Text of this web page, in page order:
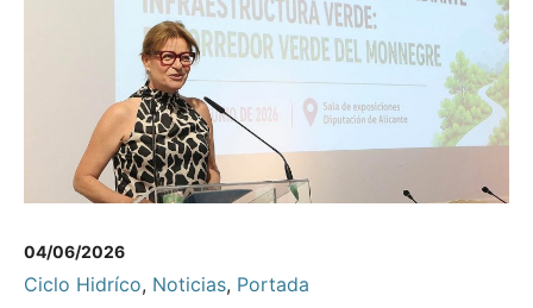
04/06/2026
Ciclo Hidríco, Noticias, Portada